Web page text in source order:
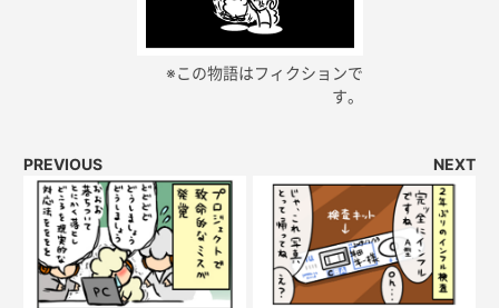
※この物語はフィクションで
す。
PREVIOUS NEXT